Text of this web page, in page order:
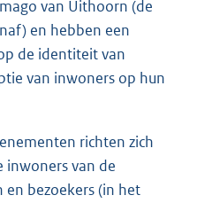
van Uithoorn (de
en hebben een
de identiteit van
van inwoners op hun
richten zich
inwoners van de
bezoekers (in het